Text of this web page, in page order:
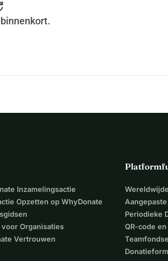
Inzamelingsactie
Opzetten op WhyDonate
Organisaties
Vertrouwen
Periodieke
QR-code